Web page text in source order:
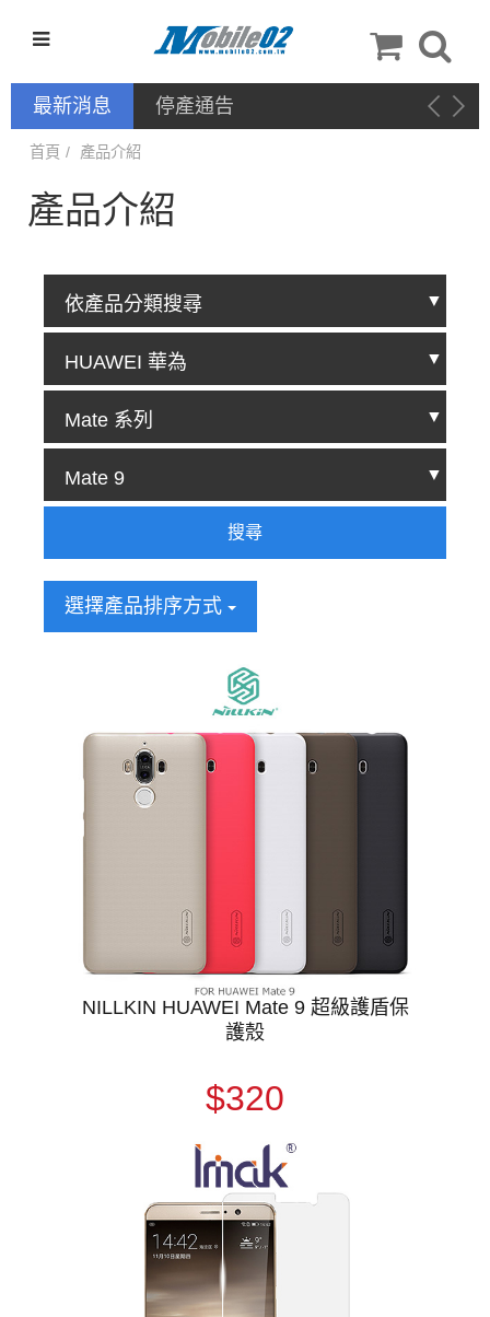
最新消息 停產通告
首頁 產品介紹
產品介紹
搜尋
選擇產品排序方式
NILLKIN HUAWEI Mate 9 超級護盾保
護殼
$320